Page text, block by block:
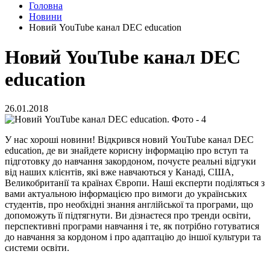
Головна
Новини
Новий YouTube канал DEC education
Новий YouTube канал DEC
education
26.01.2018
У нас хороші новини! Відкрився новий YouTube канал DEC
education, де ви знайдете корисну інформацію про вступ та
підготовку до навчання закордоном, почуєте реальні відгуки
від наших клієнтів, які вже навчаються у Канаді, США,
Великобританії та країнах Європи. Наші експерти поділяться з
вами актуальною інформацією про вимоги до українських
студентів, про необхідні знання англійської та програми, що
допоможуть її підтягнути. Ви дізнаєтеся про тренди освіти,
перспективні програми навчання і те, як потрібно готуватися
до навчання за кордоном і про адаптацію до іншої культури та
системи освіти.